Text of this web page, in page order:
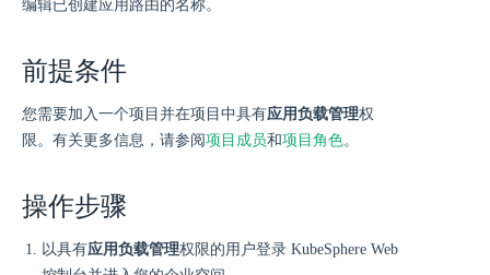
编辑已创建应用路由的名称。
前提条件
您需要加入一个项目并在项目中具有应用负载管理权
限。有关更多信息，请参阅项目成员和项目角色。
操作步骤
以具有应用负载管理权限的用户登录 KubeSphere Web